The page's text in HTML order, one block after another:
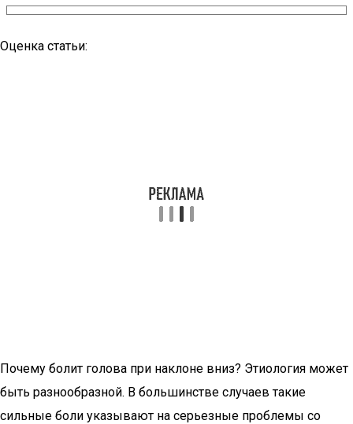
Оценка статьи:
Почему болит голова при наклоне вниз? Этиология может
быть разнообразной. В большинстве случаев такие
сильные боли указывают на серьезные проблемы со